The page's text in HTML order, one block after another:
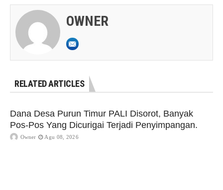
OWNER
RELATED ARTICLES
Dana Desa Purun Timur PALI Disorot, Banyak
Pos-Pos Yang Dicurigai Terjadi Penyimpangan.
Owner Agu 08, 2026